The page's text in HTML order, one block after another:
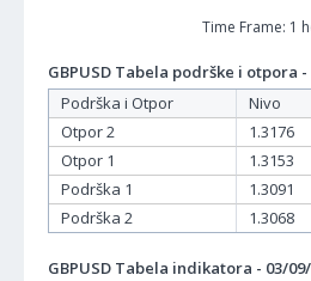
Time Frame: 1
GBPUSD Tabela podrške i otpora -
Podrška i Otpor
Nivo
Otpor 2
1.3176
Otpor 1
1.3153
Podrška 1
1.3091
Podrška 2
1.3068
GBPUSD Tabela indikatora - 03/